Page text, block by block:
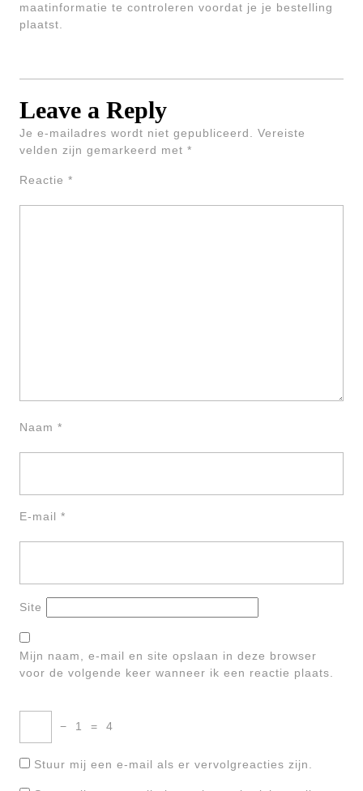
maatinformatie te controleren voordat je je bestelling
plaatst.
Leave a Reply
Je e-mailadres wordt niet gepubliceerd.
Vereiste
velden zijn gemarkeerd met *
Reactie *
Naam *
E-mail *
Site
Mijn naam, e-mail en site opslaan in deze browser
voor de volgende keer wanneer ik een reactie plaats.
− 1 = 4
Stuur mij een e-mail als er vervolgreacties zijn.